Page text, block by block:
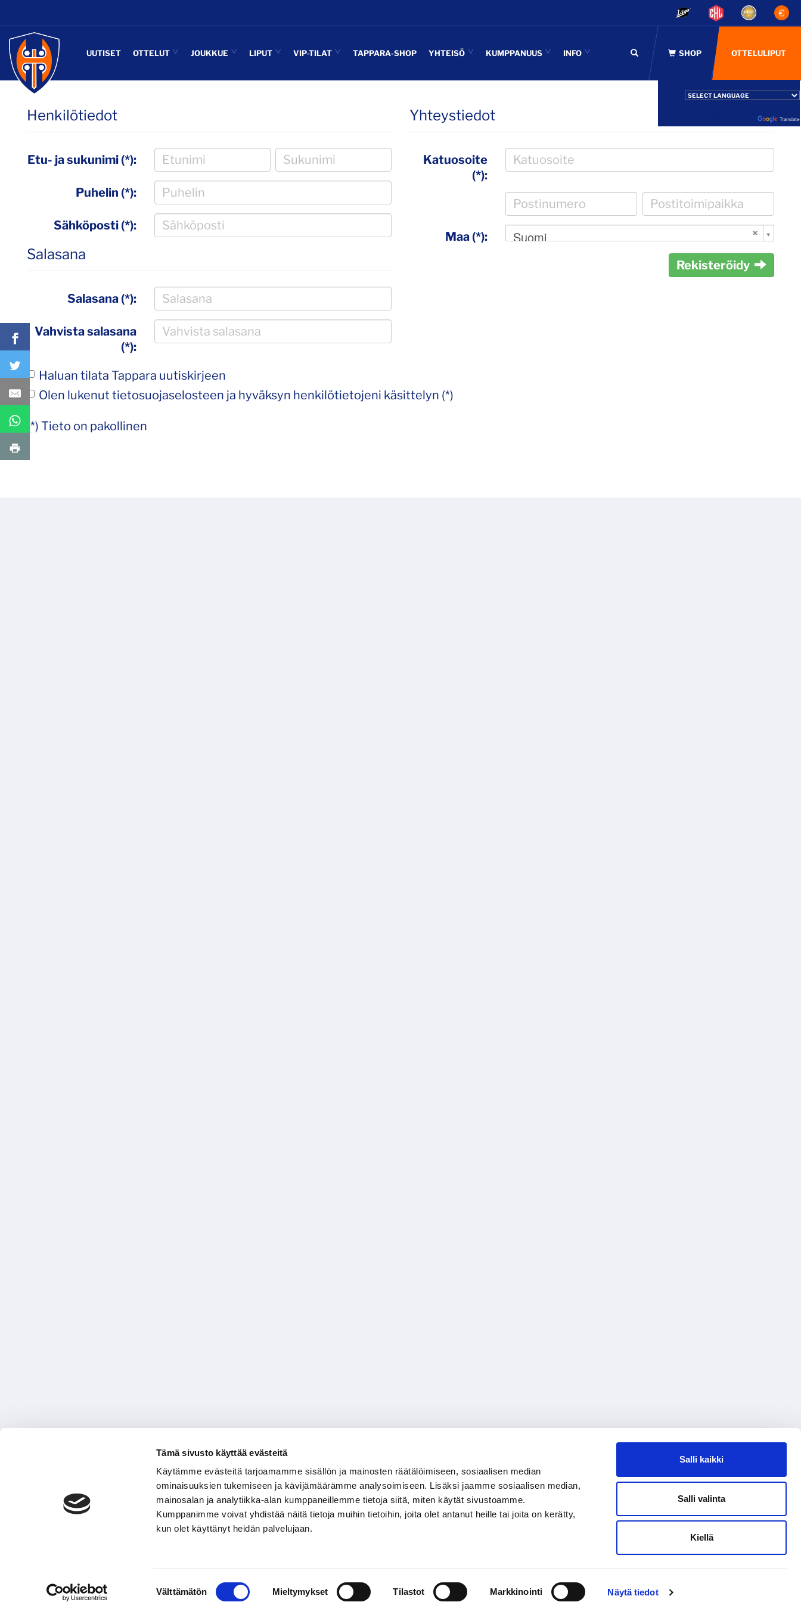
Tämä sivusto käyttää evästeitä
Käytämme evästeitä tarjoamamme sisällön ja mainosten räätälöimiseen, sosiaalisen median
ominaisuuksien tukemiseen ja kävijämäärämme analysoimiseen. Lisäksi jaamme sosiaalisen median,
mainosalan ja analytiikka-alan kumppaneillemme tietoja siitä, miten käytät sivustoamme.
Kumppanimme voivat yhdistää näitä tietoja muihin tietoihin, joita olet antanut heille tai joita on kerätty,
kun olet käyttänyt heidän palvelujaan.
Välttämätön Mieltymykset Tilastot Markkinointi Näytä tiedot
Salli kaikki
Salli valinta
Kiellä
OTTELULIPUT
Translate
UUTISET OTTELUT JOUKKUE LIPUT VIP-TILAT TAPPARA-SHOP YHTEISÖ KUMPPANUUS INFO
Henkilötiedot
Etu- ja sukunimi (*):
Puhelin (*):
Sähköposti (*):
Salasana
Salasana (*):
Vahvista salasana
(*):
Yhteystiedot
Katuosoite
(*):
Maa (*): Suomi
Rekisteröidy
Haluan tilata Tappara uutiskirjeen
Olen lukenut tietosuojaselosteen ja hyväksyn henkilötietojeni käsittelyn (*)
(*) Tieto on pakollinen